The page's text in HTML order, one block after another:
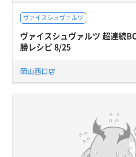
ヴァイスシュヴァルツ
ヴァイスシュヴァルツ 超連続
勝レシピ 8/25
岡山西口店